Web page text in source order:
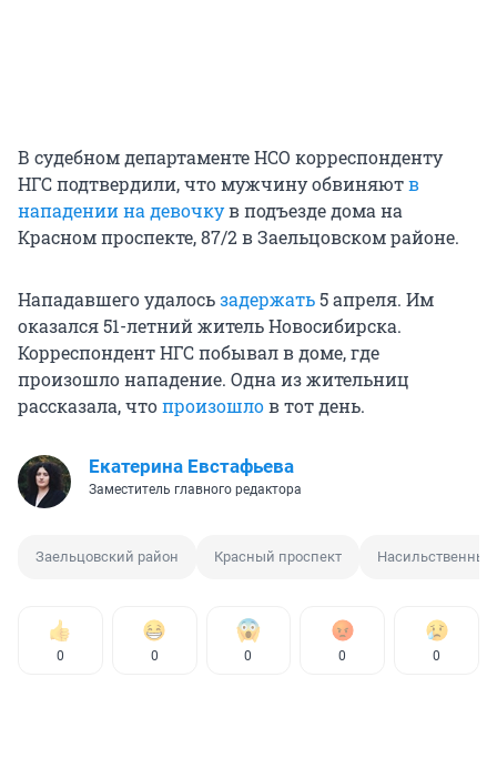
В судебном департаменте НСО корреспонденту
НГС подтвердили, что мужчину обвиняютв
нападении на девочкув подъезде дома на
Красном проспекте, 87/2 в Заельцовском районе.
Нападавшего удалосьзадержать5 апреля. Им
оказался 51-летний житель Новосибирска.
Корреспондент НГС побывал в доме, где
произошло нападение. Одна из жительниц
рассказала, чтопроизошлов тот день.
Екатерина Евстафьева
Заместитель главного редактора
Заельцовский район Красный проспект Насильственные
0 0 0 0 0